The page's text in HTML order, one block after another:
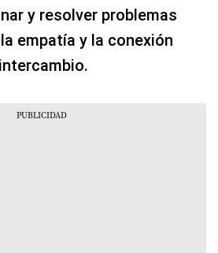
y resolver problemas
empatía y la conexión